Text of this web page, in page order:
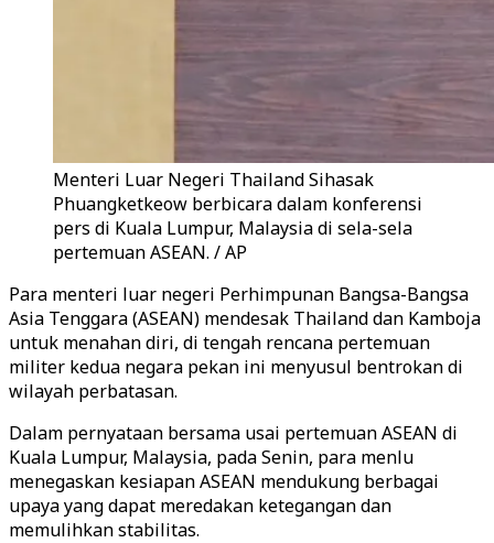
Menteri Luar Negeri Thailand Sihasak
Phuangketkeow berbicara dalam konferensi
pers di Kuala Lumpur, Malaysia di sela-sela
pertemuan ASEAN. / AP
Para menteri luar negeri Perhimpunan Bangsa-Bangsa
Asia Tenggara (ASEAN) mendesak Thailand dan Kamboja
untuk menahan diri, di tengah rencana pertemuan
militer kedua negara pekan ini menyusul bentrokan di
wilayah perbatasan.
Dalam pernyataan bersama usai pertemuan ASEAN di
Kuala Lumpur, Malaysia, pada Senin, para menlu
menegaskan kesiapan ASEAN mendukung berbagai
upaya yang dapat meredakan ketegangan dan
memulihkan stabilitas.